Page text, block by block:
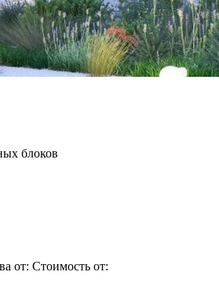
блоков
от: Стоимость от: